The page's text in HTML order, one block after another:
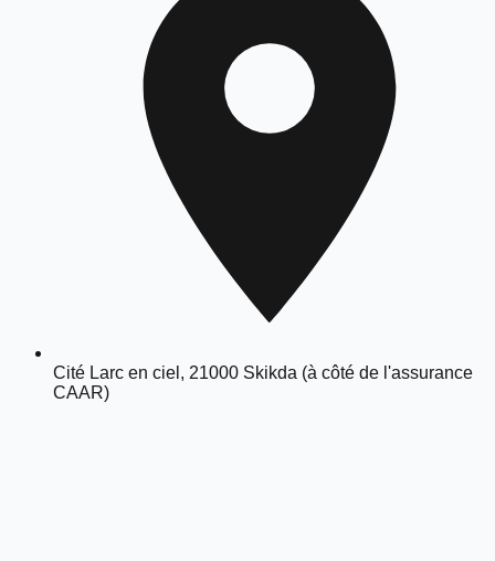
Cité Larc en ciel, 21000 Skikda (à côté de l'assurance
CAAR)